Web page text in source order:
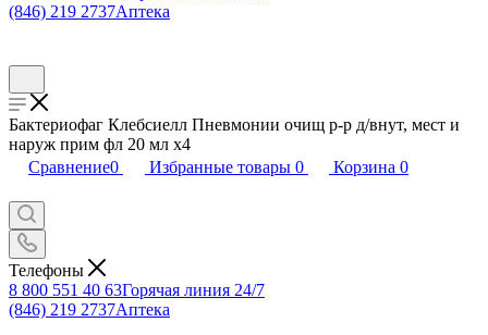
(846) 219 2737Аптека
Бактериофаг Клебсиелл Пневмонии очищ р-р д/внут, мест и
наруж прим фл 20 мл х4
Сравнение0 Избранные товары 0 Корзина 0
Телефоны
8 800 551 40 63Горячая линия 24/7
(846) 219 2737Аптека